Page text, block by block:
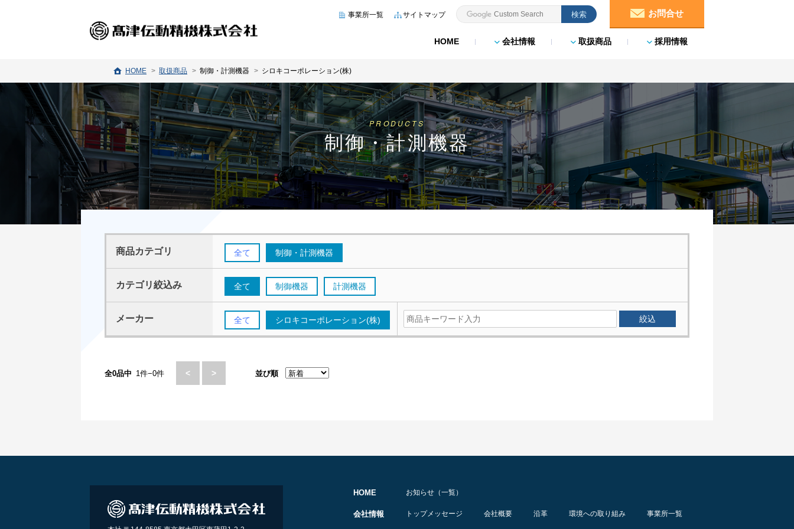
HOME 会社情報 取扱商品 採用情報
事業所一覧 サイトマップ お問合せ
HOME 取扱商品 制御・計測機器 シロキコーポレーション(株)
PRODUCTS
制御・計測機器
商品カテゴリ 全て 制御・計測機器
カテゴリ絞込み 全て 制御機器 計測機器
メーカー 全て シロキコーポレーション(株)
全0品中 1件−0件 < > 並び順
HOME お知らせ（一覧）
会社情報 トップメッセージ 会社概要 沿革 環境への取り組み 事業所一覧